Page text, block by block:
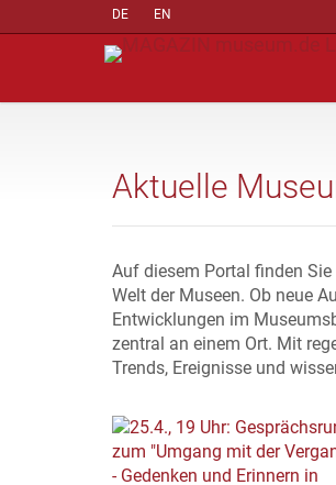
DE EN
Aktuelle
Auf diesem Portal finden Sie
Welt der Museen. Ob neue
Entwicklungen im
zentral an einem Ort. Mit
Trends, Ereignisse und